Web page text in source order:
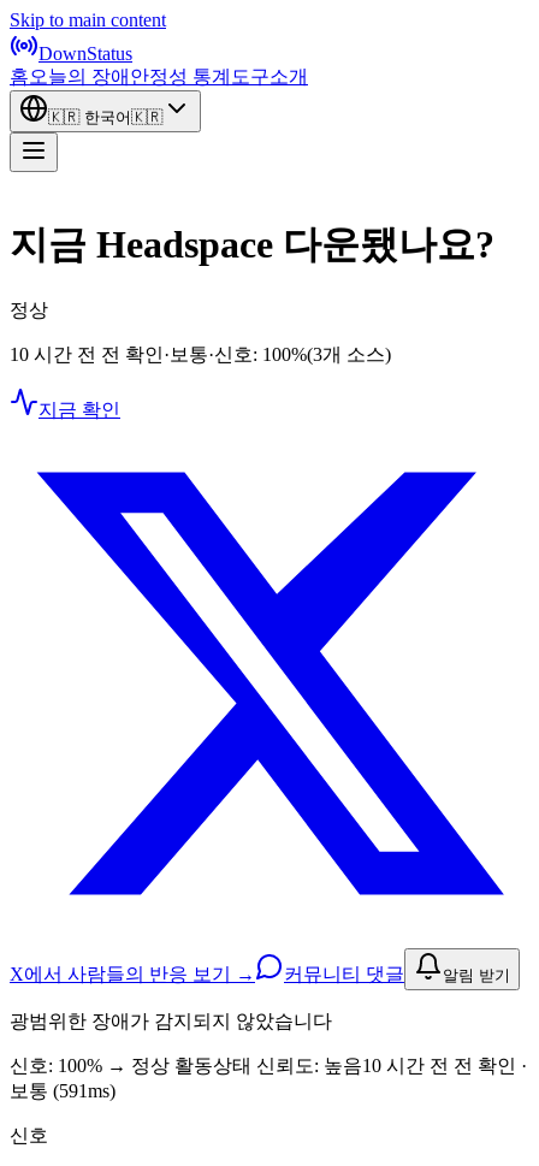
Skip to main content
DownStatus
홈오늘의 장애 안정성 통계 도구소개
🇰🇷 한국어🇰🇷
지금 Headspace 다운됐나요?
정상
10 시간 전 전 확인· 보통·신호: 100%(3개 소스)
지금 확인
X에서 사람들의 반응 보기 → 커뮤니티 댓글 알림 받기
광범위한 장애가 감지되지 않았습니다
신호: 100% → 정상 활동상태 신뢰도: 높음10 시간 전 전 확인 ·
보통 (591ms)
신호